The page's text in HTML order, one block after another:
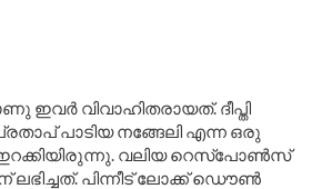
ഇവർ വിവാഹിതരായത്. ദീപ്തി
പാടിയ നങ്ങേലി എന്ന ഒരു
വലിയ റെസ്പോൺസ്
പിന്നീട് ലോക്ക് ഡൌൺ